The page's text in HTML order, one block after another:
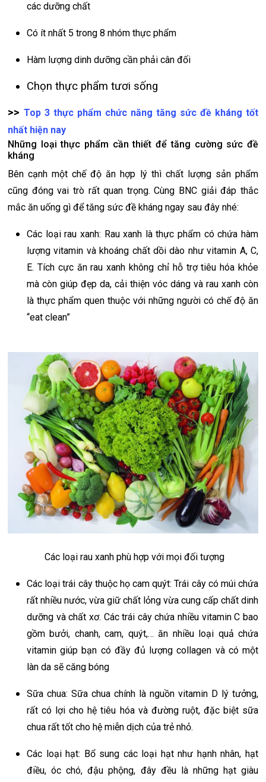
các dưỡng chất
Có ít nhất 5 trong 8 nhóm thực phẩm
Hàm lượng dinh dưỡng cần phải cân đối
Chọn thực phẩm tươi sống
>> Top 3 thực phẩm chức năng tăng sức đề kháng tốt
nhất hiện nay
Những loại thực phẩm cần thiết để tăng cường sức đề
kháng
Bên cạnh một chế độ ăn hợp lý thì chất lượng sản phẩm
cũng đóng vai trò rất quan trọng. Cùng BNC giải đáp thắc
mắc ăn uống gì để tăng sức đề kháng ngay sau đây nhé:
Các loại rau xanh: Rau xanh là thực phẩm có chứa hàm
lượng vitamin và khoáng chất dồi dào như vitamin A, C,
E. Tích cực ăn rau xanh không chỉ hỗ trợ tiêu hóa khỏe
mà còn giúp đẹp da, cải thiện vóc dáng và rau xanh còn
là thực phẩm quen thuộc với những người có chế độ ăn
“eat clean”
Các loại rau xanh phù hợp với mọi đối tượng
Các loại trái cây thuộc họ cam quýt: Trái cây có múi chứa
rất nhiều nước, vừa giữ chất lỏng vừa cung cấp chất dinh
dưỡng và chất xơ. Các trái cây chứa nhiều vitamin C bao
gồm bưởi, chanh, cam, quýt,… ăn nhiều loại quả chứa
vitamin giúp bạn có đầy đủ lượng collagen và có một
làn da sẽ căng bóng
Sữa chua: Sữa chua chính là nguồn vitamin D lý tưởng,
rất có lợi cho hệ tiêu hóa và đường ruột, đặc biệt sữa
chua rất tốt cho hệ miễn dịch của trẻ nhỏ.
Các loại hạt: Bổ sung các loại hạt như hạnh nhân, hạt
điều, óc chó, đậu phộng, đây đều là những hạt giàu